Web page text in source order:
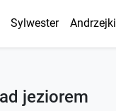
Sylwester Andrzejki
jeziorem